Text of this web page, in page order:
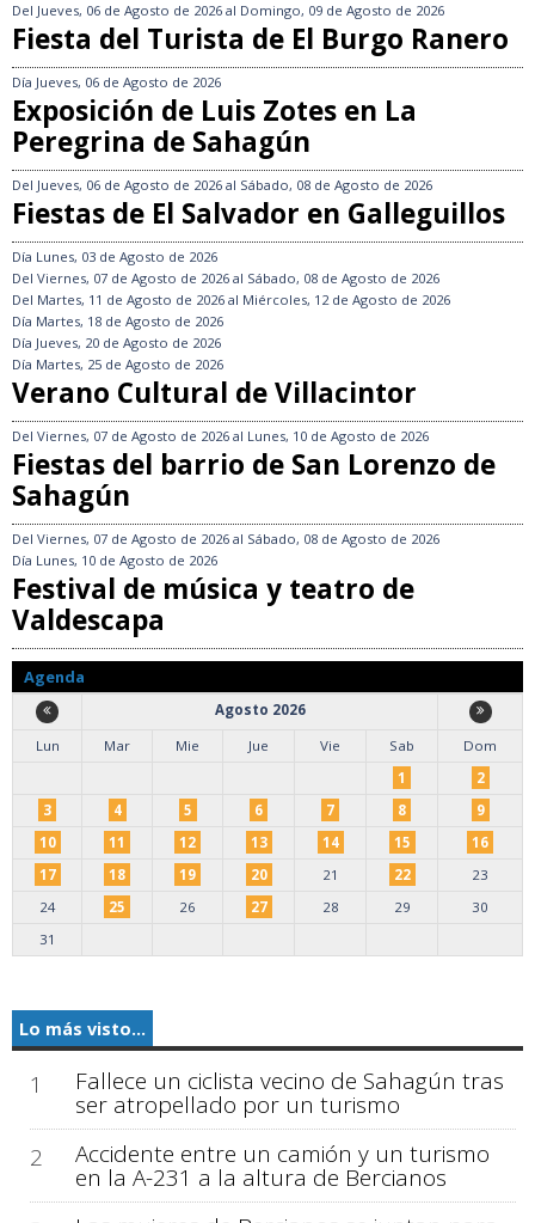
Del Jueves, 06 de Agosto de 2026 al Domingo, 09 de Agosto de 2026
Fiesta del Turista de El Burgo Ranero
Día Jueves, 06 de Agosto de 2026
Exposición de Luis Zotes en La
Peregrina de Sahagún
Del Jueves, 06 de Agosto de 2026 al Sábado, 08 de Agosto de 2026
Fiestas de El Salvador en Galleguillos
Día Lunes, 03 de Agosto de 2026
Del Viernes, 07 de Agosto de 2026 al Sábado, 08 de Agosto de 2026
Del Martes, 11 de Agosto de 2026 al Miércoles, 12 de Agosto de 2026
Día Martes, 18 de Agosto de 2026
Día Jueves, 20 de Agosto de 2026
Día Martes, 25 de Agosto de 2026
Verano Cultural de Villacintor
Del Viernes, 07 de Agosto de 2026 al Lunes, 10 de Agosto de 2026
Fiestas del barrio de San Lorenzo de
Sahagún
Del Viernes, 07 de Agosto de 2026 al Sábado, 08 de Agosto de 2026
Día Lunes, 10 de Agosto de 2026
Festival de música y teatro de
Valdescapa
Agenda
Agosto 2026
Lun
Mar Mie Jue Vie Sab
Dom
1
2
3
4 5 6 7 8
9
10
11 12 13 14 15
16
17
18 19 20 21 22
23
24
25 26 27 28 29
30
31
Lo más visto...
1 Fallece un ciclista vecino de Sahagún tras
ser atropellado por un turismo
2
Accidente entre un camión y un turismo
en la A-231 a la altura de Bercianos